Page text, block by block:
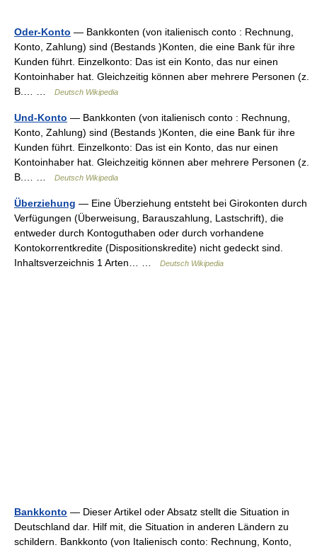
Oder-Konto — Bankkonten (von italienisch conto : Rechnung,
Konto, Zahlung) sind (Bestands )Konten, die eine Bank für ihre
Kunden führt. Einzelkonto: Das ist ein Konto, das nur einen
Kontoinhaber hat. Gleichzeitig können aber mehrere Personen (z.
B.… …
Deutsch Wikipedia
Und-Konto — Bankkonten (von italienisch conto : Rechnung,
Konto, Zahlung) sind (Bestands )Konten, die eine Bank für ihre
Kunden führt. Einzelkonto: Das ist ein Konto, das nur einen
Kontoinhaber hat. Gleichzeitig können aber mehrere Personen (z.
B.… …
Deutsch Wikipedia
Überziehung — Eine Überziehung entsteht bei Girokonten durch
Verfügungen (Überweisung, Barauszahlung, Lastschrift), die
entweder durch Kontoguthaben oder durch vorhandene
Kontokorrentkredite (Dispositionskredite) nicht gedeckt sind.
Inhaltsverzeichnis 1 Arten… …
Deutsch Wikipedia
Bankkonto — Dieser Artikel oder Absatz stellt die Situation in
Deutschland dar. Hilf mit, die Situation in anderen Ländern zu
schildern. Bankkonto (von Italienisch conto: Rechnung, Konto,